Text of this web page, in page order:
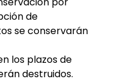
de
se conservarán
los plazos de
destruidos.